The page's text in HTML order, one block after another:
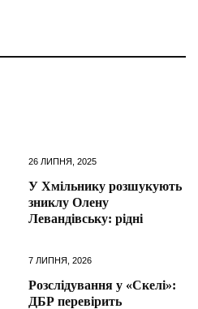
26 ЛИПНЯ, 2025
У Хмільнику розшукують
зниклу Олену
Левандівську: рідні
7 ЛИПНЯ, 2026
Розслідування у «Скелі»:
ДБР перевірить